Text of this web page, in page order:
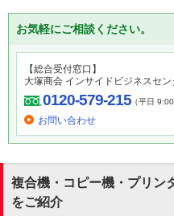
お気軽にご相談ください。
【総合受付窓口】
大塚商会 インサイドビジネスセン
0120-579-215（平日 9:00
お問い合わせ
複合機・コピー機・プリン
をご紹介